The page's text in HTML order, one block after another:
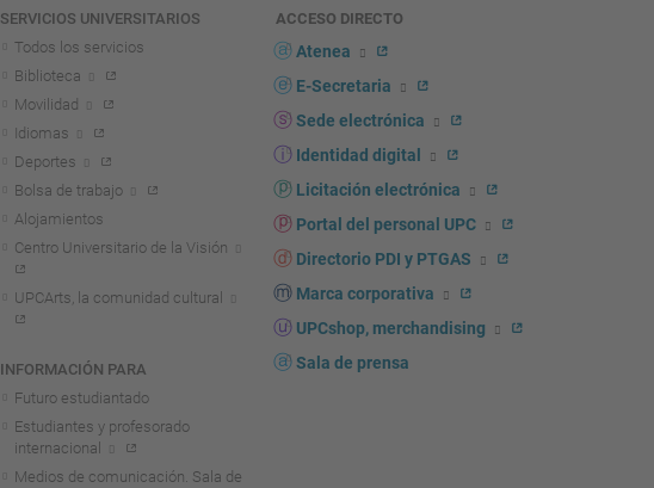
SERVICIOS UNIVERSITARIOS
Todos los servicios
Biblioteca
Movilidad
Idiomas
Deportes
Bolsa de trabajo
Alojamientos
Centro Universitario de la Visión
UPCArts, la comunidad cultural
INFORMACIÓN PARA
Futuro estudiantado
Estudiantes y profesorado
internacional
Medios de comunicación. Sala de
ACCESO DIRECTO
Atenea
E-Secretaria
Sede electrónica
Identidad digital
Licitación electrónica
Portal del personal UPC
Directorio PDI y PTGAS
Marca corporativa
UPCshop, merchandising
Sala de prensa